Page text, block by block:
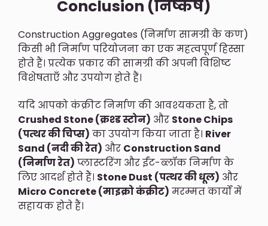
Conclusion (निष्कर्ष)
Construction Aggregates (निर्माण सामग्री के कण)
किसी भी निर्माण परियोजना का एक महत्वपूर्ण हिस्सा
होते हैं। प्रत्येक प्रकार की सामग्री की अपनी विशिष्ट
विशेषताएँ और उपयोग होते हैं।
यदि आपको कंक्रीट निर्माण की आवश्यकता है, तो
Crushed Stone (क्रश्ड स्टोन) और Stone Chips
(पत्थर की चिप्स) का उपयोग किया जाता है। River
Sand (नदी की रेत) और Construction Sand
(निर्माण रेत) प्लास्टरिंग और ईंट-ब्लॉक निर्माण के
लिए आदर्श होते हैं। Stone Dust (पत्थर की धूल) और
Micro Concrete (माइक्रो कंक्रीट) मरम्मत कार्यों में
सहायक होते हैं।